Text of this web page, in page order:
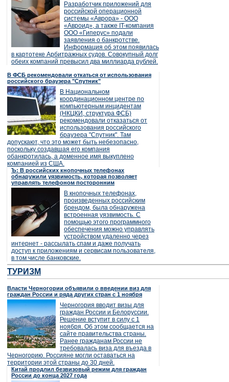
Разработчик приложений для
российской операционной
системы «Аврора» - ООО
«Авроид», а также IT-компания
ООО «Гиперус» подали
заявления о банкротстве.
Информация об этом появилась
в картотеке Арбитражных судов. Совокупный долг
обеих компаний превысил два миллиарда рублей.
В ФСБ рекомендовали откаться от использования
российского браузера "Спутник"
В Национальном
координационном центре по
компьютерным инцидентам
(НКЦКИ, структура ФСБ)
рекомендовали отказаться от
использования российского
браузера "Спутник". Там
допускают, что это может быть небезопасно,
поскольку создавшая его компания
обанкротилась, а доменное имя выкуплено
компанией из США.
Ъ: В российских кнопочных телефонах
обнаружили уязвимость, которая позволяет
управлять телефоном посторонним
В кнопочных телефонах,
произведенных российским
брендом, была обнаружена
встроенная уязвимость. С
помощью этого программного
обеспечения можно управлять
устройством удаленно через
интернет - рассылать спам и даже получать
доступ к приложениям и сервисам пользователя,
в том числе банковские.
ТУРИЗМ
Власти Черногории объявили о введении виз для
граждан России и ряда других стран с 1 ноября
Черногория вводит визы для
граждан России и Белоруссии.
Решение вступит в силу с 1
ноября. Об этом сообщается на
сайте правительства страны.
Ранее гражданам России не
требовалась виза для въезда в
Черногорию. Россияне могли оставаться на
территории этой страны до 30 дней.
Китай продлил безвизовый режим для граждан
России до конца 2027 года